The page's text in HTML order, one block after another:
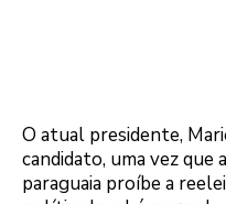
O atual presidente,
candidato, uma vez
paraguaia proíbe a